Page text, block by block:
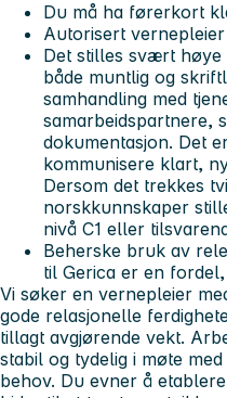
Du må ha førerkort
Autorisert vernepleier
Det stilles svært
både muntlig og
samhandling med
samarbeidspartnere,
dokumentasjon. Det
kommunisere klart,
Dersom det trekkes
norskkunnskaper
nivå C1 eller
Beherske bruk av
til Gerica er en
Vi søker en vernepleier
gode relasjonelle
tillagt avgjørende vekt.
stabil og tydelig i møte
behov. Du evner å